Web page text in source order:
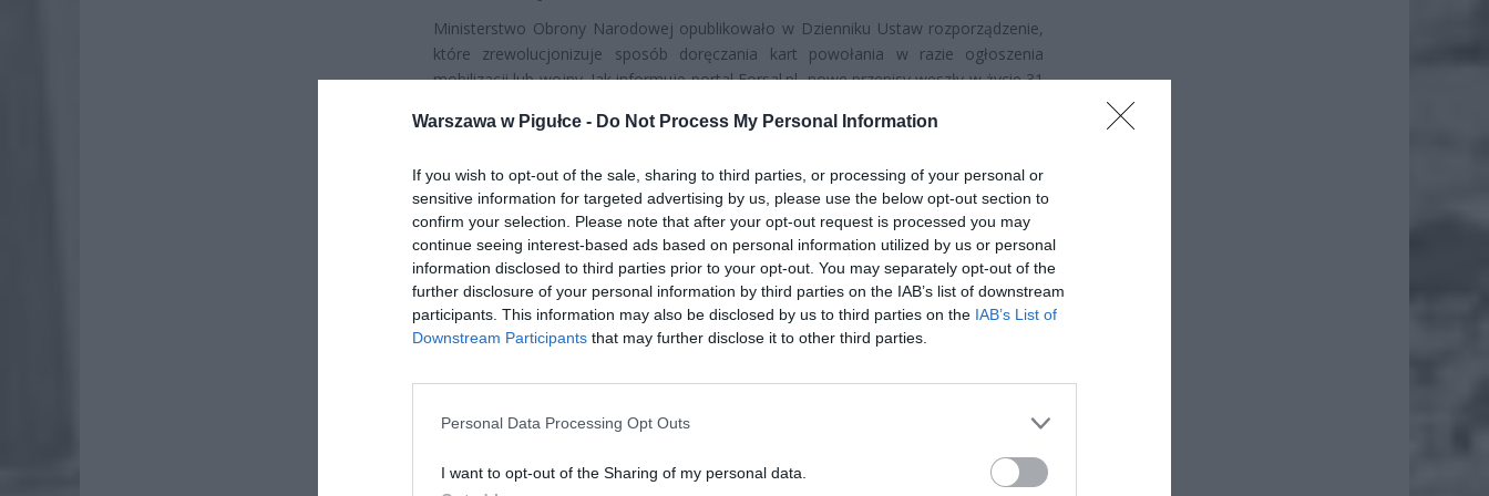
Warszawa w Pigułce - Do Not Process My Personal Information
If you wish to opt-out of the sale, sharing to third parties, or processing of your personal or
sensitive information for targeted advertising by us, please use the below opt-out section to
confirm your selection. Please note that after your opt-out request is processed you may
continue seeing interest-based ads based on personal information utilized by us or personal
information disclosed to third parties prior to your opt-out. You may separately opt-out of the
further disclosure of your personal information by third parties on the IAB’s list of downstream
participants. This information may also be disclosed by us to third parties on the IAB’s List of
Downstream Participants that may further disclose it to other third parties.
Personal Data Processing Opt Outs
I want to opt-out of the Sharing of my personal data.
Ministerstwo Obrony Narodowej opublikowało w Dzienniku Ustaw rozporządzenie,
które zrewolucjonizuje sposób doręczania kart powołania w razie ogłoszenia
mobilizacji lub wojny. Jak informuje portal Forsal.pl, nowe przepisy weszły w życie 31
zwykłe nieotwieranie drzwi listonoszowi.
ad